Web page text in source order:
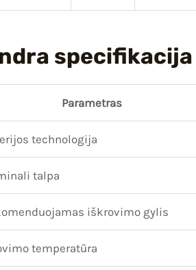
specifikacija
Parametras
technologija
talpa
iškrovimo gylis
temperatūra